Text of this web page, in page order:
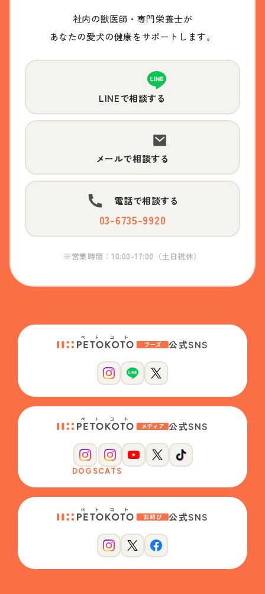
社内の獣医師・専門栄養士が
あなたの愛犬の健康をサポートします。
LINEで相談する
メールで相談する
電話で相談する
03-6735-9920
※営業時間：10:00-17:00（土日祝休）
公式SNS
公式SNS
DOGSCATS
公式SNS